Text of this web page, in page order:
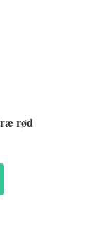
rød